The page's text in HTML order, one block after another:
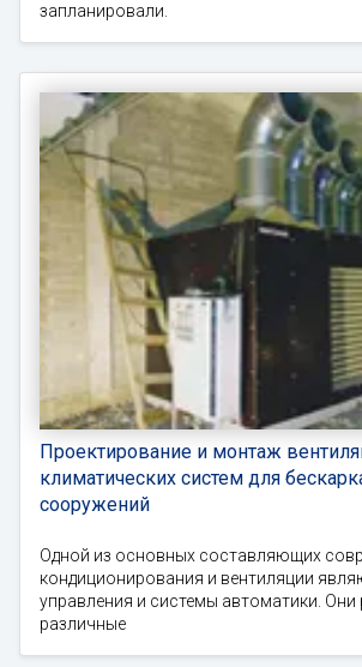
запланировали.
Проектирование и монтаж
климатических систем для
сооружений
Одной из основных составляющих
кондиционирования и вентиляции
управления и системы автоматики. Они
различные